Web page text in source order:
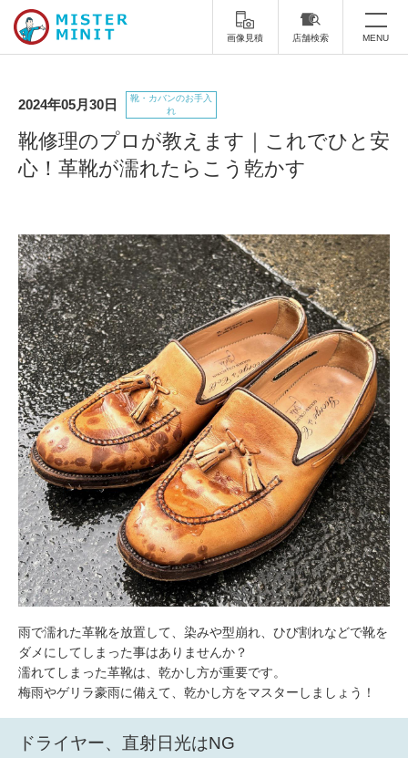
画像見積 店舗検索 MENU
ミスターミニットについて
修理サービス・料金
スニーカー修理 靴磨き
カバンの修理 時計修理・電池交換
傘修理 合鍵の作製
印鑑・はんこの作製 ダビング
包丁研ぎ 杖先の修理
店舗を探す
オンライン修理見積もりサービス（配送修理）
よくあるご質問
お問い合わせ
採用情報
2024年05月30日
靴・カバンのお手入
れ
靴修理のプロが教えます｜これでひと安
心！革靴が濡れたらこう乾かす
雨で濡れた革靴を放置して、染みや型崩れ、ひび割れなどで靴を
ダメにしてしまった事はありませんか？
濡れてしまった革靴は、乾かし方が重要です。
梅雨やゲリラ豪雨に備えて、乾かし方をマスターしましょう！
ドライヤー、直射日光はNG